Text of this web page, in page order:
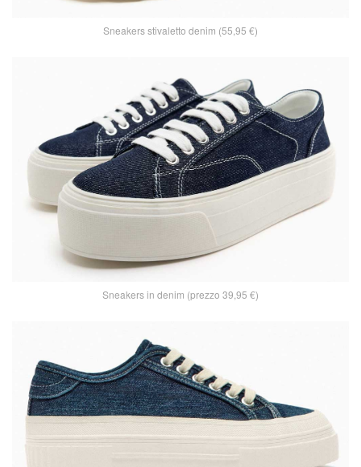
Sneakers stivaletto denim (55,95 €)
Sneakers in denim (prezzo 39,95 €)